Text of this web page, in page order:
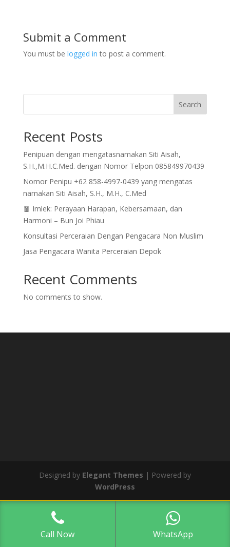
Submit a Comment
You must be logged in to post a comment.
Search
Recent Posts
Penipuan dengan mengatasnamakan Siti Aisah,
S.H.,M.H.C.Med. dengan Nomor Telpon 085849970439
Nomor Penipu +62 858-4997-0439 yang mengatas
namakan Siti Aisah, S.H., M.H., C.Med
🧧 Imlek: Perayaan Harapan, Kebersamaan, dan
Harmoni – Bun Joi Phiau
Konsultasi Perceraian Dengan Pengacara Non Muslim
Jasa Pengacara Wanita Perceraian Depok
Recent Comments
No comments to show.
Designed by Elegant Themes | Powered by
WordPress
Call Now WhatsApp